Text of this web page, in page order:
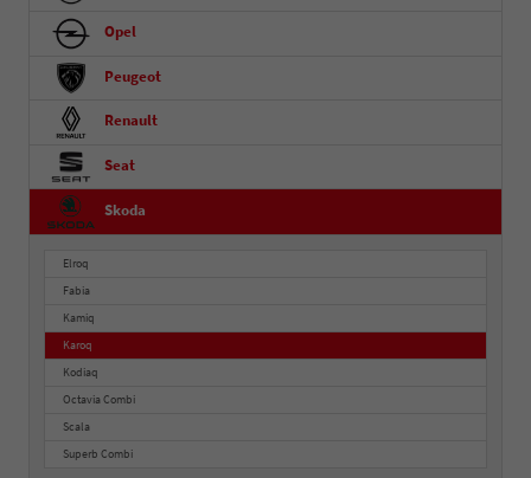
Opel
Peugeot
Renault
Seat
Skoda
Elroq
Fabia
Kamiq
Karoq
Kodiaq
Octavia Combi
Scala
Superb Combi